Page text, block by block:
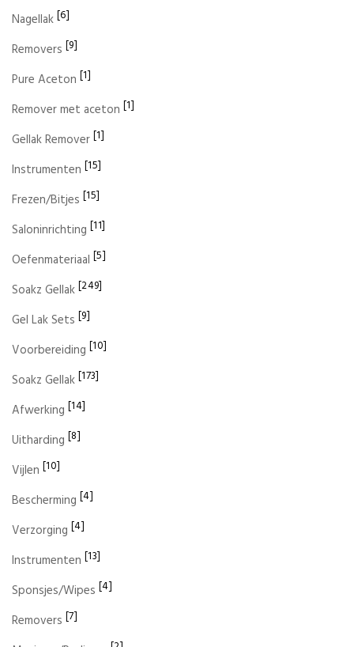
Nagellak[6]
Removers [9]
Pure Aceton [1]
Remover met aceton [1]
Gellak Remover[1]
Instrumenten [15]
Frezen/Bitjes [15]
Saloninrichting [11]
Oefenmateriaal [5]
Soakz Gellak[249]
Gel Lak Sets [9]
Voorbereiding [10]
Soakz Gellak[173]
Afwerking [14]
Uitharding [8]
Vijlen [10]
Bescherming [4]
Verzorging [4]
Instrumenten [13]
Sponsjes/Wipes [4]
Removers [7]